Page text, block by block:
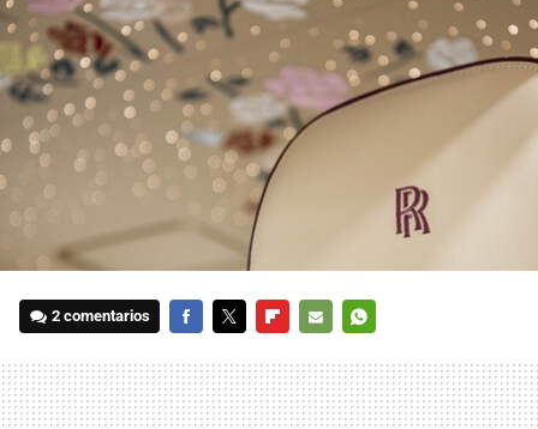
2 comentarios
MAIL